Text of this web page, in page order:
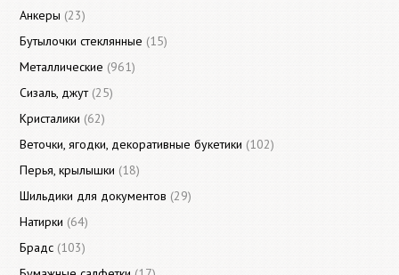
Анкеры (23)
Бутылочки стеклянные (15)
Металлические (961)
Сизаль, джут (25)
Кристалики (62)
Веточки, ягодки, декоративные букетики (102)
Перья, крылышки (18)
Шильдики для документов (29)
Натирки (64)
Брадс (103)